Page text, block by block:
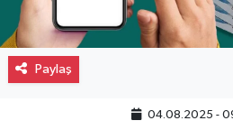
Paylaş
04.08.2025 -